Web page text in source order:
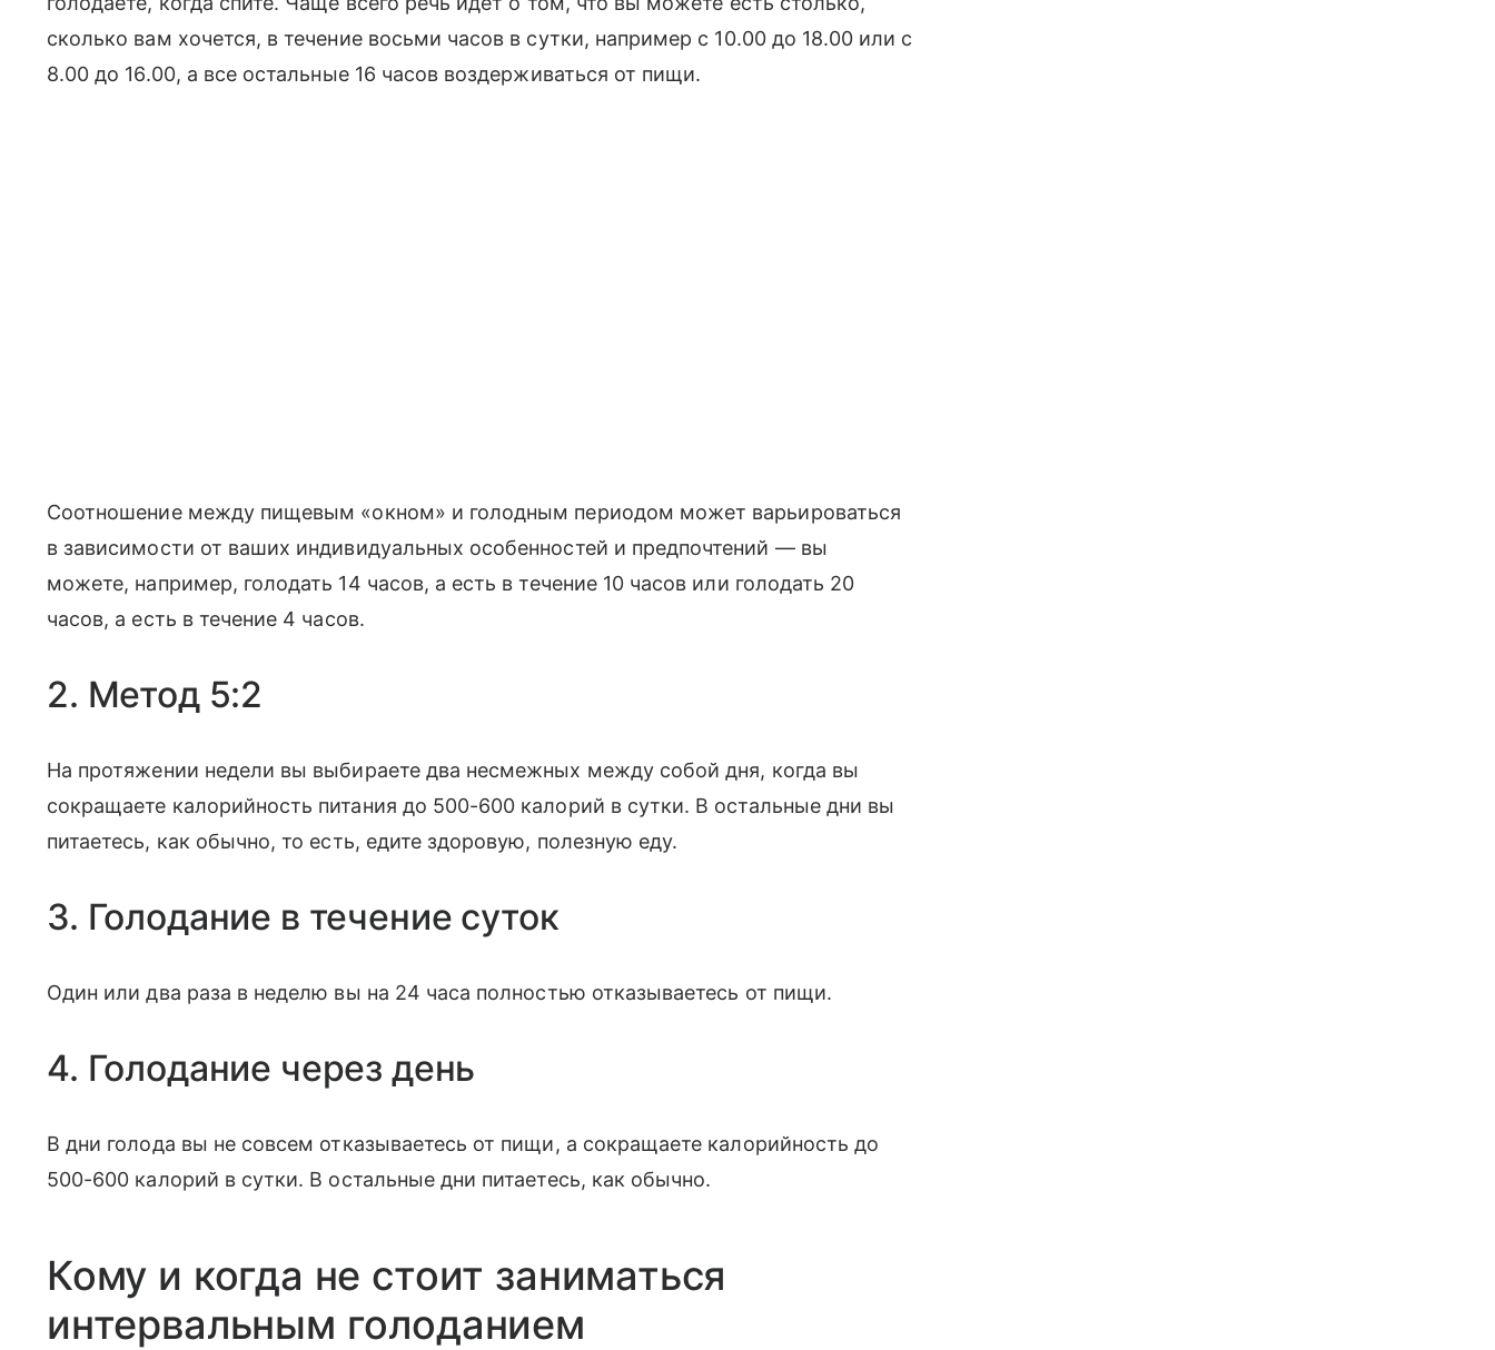
сколько вам хочется, в течение восьми часов в сутки, например с 10.00 до 18.00 или с
8.00 до 16.00, а все остальные 16 часов воздерживаться от пищи.
Соотношение между пищевым «окном» и голодным периодом может варьироваться
в зависимости от ваших индивидуальных особенностей и предпочтений — вы
можете, например, голодать 14 часов, а есть в течение 10 часов или голодать 20
часов, а есть в течение 4 часов.
2. Метод 5:2
На протяжении недели вы выбираете два несмежных между собой дня, когда вы
сокращаете калорийность питания до 500-600 калорий в сутки. В остальные дни вы
питаетесь, как обычно, то есть, едите здоровую, полезную еду.
3. Голодание в течение суток
Один или два раза в неделю вы на 24 часа полностью отказываетесь от пищи.
4. Голодание через день
В дни голода вы не совсем отказываетесь от пищи, а сокращаете калорийность до
500-600 калорий в сутки. В остальные дни питаетесь, как обычно.
Кому и когда не стоит заниматься
интервальным голоданием